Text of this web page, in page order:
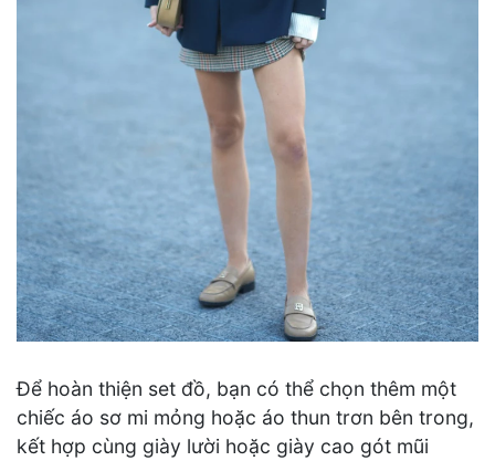
Để hoàn thiện set đồ, bạn có thể chọn thêm một
chiếc áo sơ mi mỏng hoặc áo thun trơn bên trong,
kết hợp cùng giày lười hoặc giày cao gót mũi